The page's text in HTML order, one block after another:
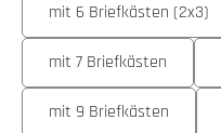
mit 6 Briefkästen (2x3)
mit 7 Briefkästen
mit 9 Briefkästen